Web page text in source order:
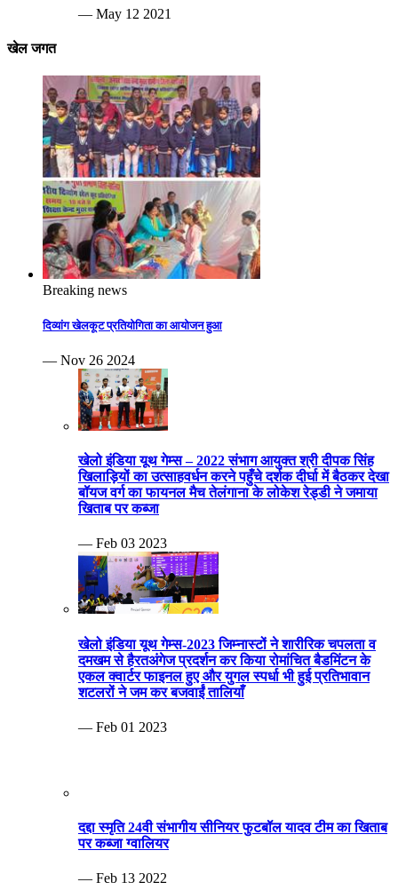
— May 12 2021
खेल जगत
Breaking news
दिव्यांग खेलकूट प्रतियोगिता का आयोजन हुआ
— Nov 26 2024
खेलो इंडिया यूथ गेम्स – 2022 संभाग आयुक्त श्री दीपक सिंह
खिलाड़ियों का उत्साहवर्धन करने पहुँचे दर्शक दीर्घा में बैठकर देखा
बॉयज वर्ग का फायनल मैच तेलंगाना के लोकेश रेड्डी ने जमाया
खिताब पर कब्जा
— Feb 03 2023
खेलो इंडिया यूथ गेम्स-2023 जिम्नास्टों ने शारीरिक चपलता व
दमखम से हैरतअंगेज प्रदर्शन कर किया रोमांचित बैडमिंटन के
एकल क्वार्टर फाइनल हुए और युगल स्पर्धा भी हुई प्रतिभावान
शटलरों ने जम कर बजवाईं तालियाँ
— Feb 01 2023
— Feb 13 2022